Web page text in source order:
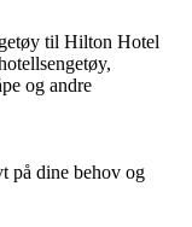
til Hilton Hotel
og andre
på dine behov og